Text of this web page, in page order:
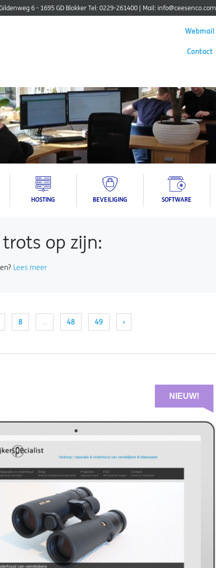
6 - 1695 GD BlokkerTel: 0229-261400 | Mail:info@ceesenco.com
Webmail
Contact
HOSTING BEVEILIGING SOFTWARE
op zijn:
Lees meer
8 ... 48 49 ›
NIEUW!